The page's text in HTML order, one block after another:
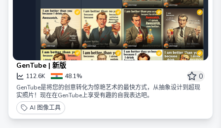
GenTube | 新版
112.6K 48.1% 0
GenTube是将您的创意转化为惊艳艺术的最快方式，从抽象设计到超现
实照片！现在在GenTube上享受有趣的自我表达吧。
AI 图像工具